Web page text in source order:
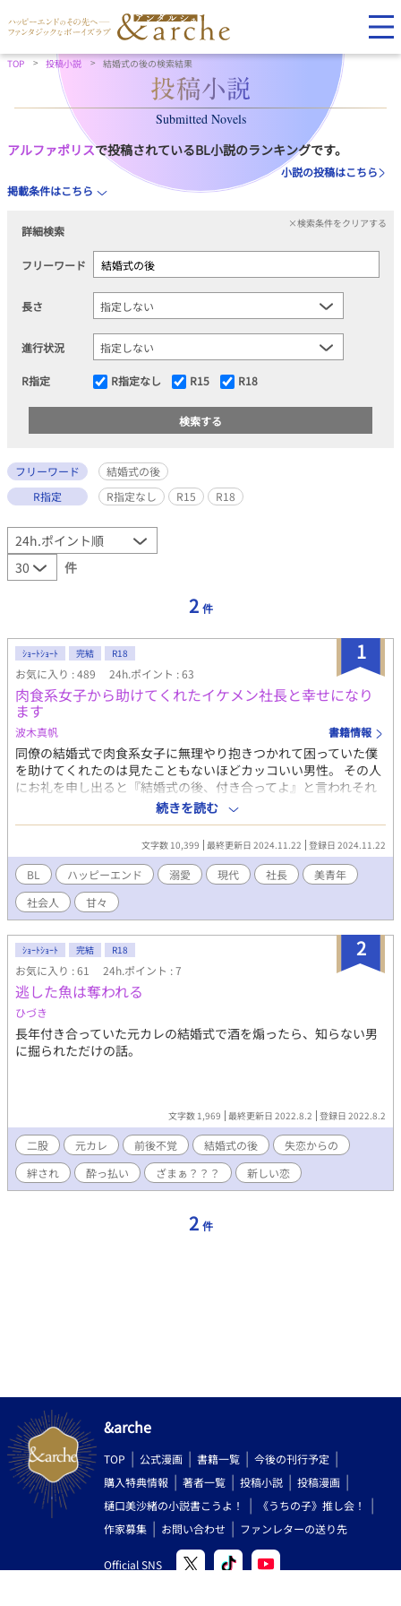
TOP 投稿小説 結婚式の後の検索結果
Submitted Novels
アルファポリスで投稿されているBL小説のランキングです。
小説の投稿はこちら
掲載条件はこちら
詳細検索
×検索条件をクリアする
フリーワード
長さ
進行状況
R指定 R指定なし R15 R18
フリーワード
結婚式の後
R指定
R指定なし R15 R18
件
2 件
1
ｼｮｰﾄｼｮｰﾄ 完結 R18
お気に入り : 489 24h.ポイント : 63
肉食系女子から助けてくれたイケメン社長と幸せになり
ます
波木真帆 書籍情報
同僚の結婚式で肉食系女子に無理やり抱きつかれて困っていた僕
を助けてくれたのは見たこともないほどカッコいい男性。 その人
にお礼を申し出ると『結婚式の後、付き合ってよ』と言われそれ
でいいならとOKしたら披露宴の後にそのまま最上階の部屋に連れ
て行かれてしまって……。 イケメン社長と可愛らしい美青年のイ
チャラブハッピーエンド小説です。 ※その後の話が書きたくなっ
たので独立させました。 R18には※つけます。
続きを読む
文字数 10,399 最終更新日 2024.11.22 登録日 2024.11.22
BL ハッピーエンド 溺愛 現代 社長
美青年
社会人
甘々
2
ｼｮｰﾄｼｮｰﾄ 完結 R18
お気に入り : 61 24h.ポイント : 7
逃した魚は奪われる
ひづき
長年付き合っていた元カレの結婚式で酒を煽ったら、知らない男
に掘られただけの話。
文字数 1,969 最終更新日 2022.8.2 登録日 2022.8.2
二股 元カレ 前後不覚 結婚式の後
失恋からの
絆され
酔っ払い ざまぁ？？？ 新しい恋
2 件
&arche
TOP 公式漫画 書籍一覧
今後の刊行予定
購入特典情報
著者一覧 投稿小説
投稿漫画
樋口美沙緒の小説書こうよ！
《うちの子》推し会！
作家募集
お問い合わせ ファンレターの送り先
Official SNS